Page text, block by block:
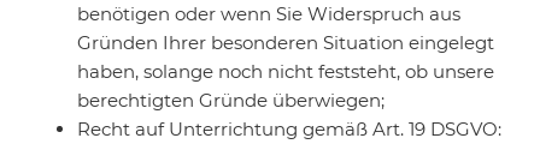
benötigen oder wenn Sie Widerspruch aus
Gründen Ihrer besonderen Situation eingelegt
haben, solange noch nicht feststeht, ob unsere
berechtigten Gründe überwiegen;
Recht auf Unterrichtung gemäß Art. 19 DSGVO: